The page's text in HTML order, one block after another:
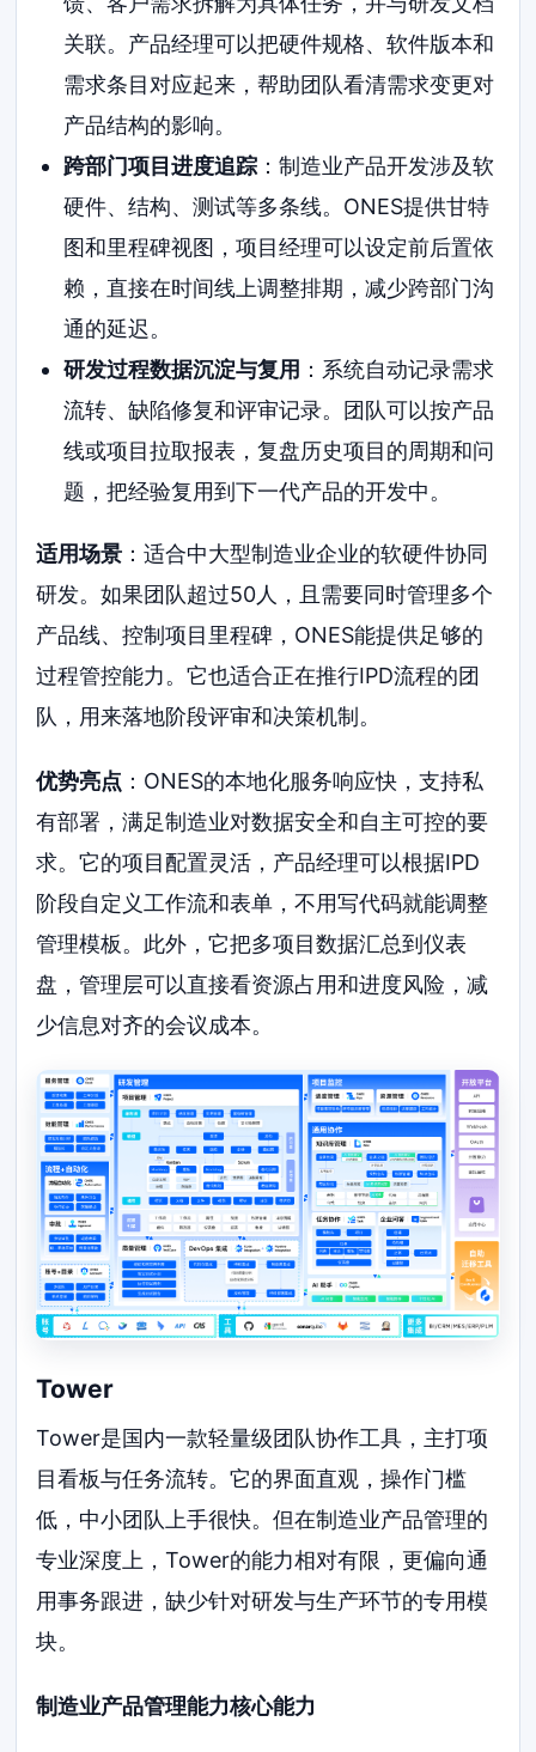
关联。产品经理可以把硬件规格、软件版本和
需求条目对应起来，帮助团队看清需求变更对
产品结构的影响。
跨部门项目进度追踪：制造业产品开发涉及软
硬件、结构、测试等多条线。ONES提供甘特
图和里程碑视图，项目经理可以设定前后置依
赖，直接在时间线上调整排期，减少跨部门沟
通的延迟。
研发过程数据沉淀与复用 ：系统自动记录需求
流转、缺陷修复和评审记录。团队可以按产品
线或项目拉取报表，复盘历史项目的周期和问
题，把经验复用到下一代产品的开发中。
适用场景 ：适合中大型制造业企业的软硬件协同
研发。如果团队超过50人，且需要同时管理多个
产品线、控制项目里程碑，ONES能提供足够的
过程管控能力。它也适合正在推行IPD流程的团
队，用来落地阶段评审和决策机制。
优势亮点 ：ONES的本地化服务响应快，支持私
有部署，满足制造业对数据安全和自主可控的要
求。它的项目配置灵活，产品经理可以根据IPD
阶段自定义工作流和表单，不用写代码就能调整
管理模板。此外，它把多项目数据汇总到仪表
盘，管理层可以直接看资源占用和进度风险，减
少信息对齐的会议成本。
Tower
Tower是国内一款轻量级团队协作工具，主打项
目看板与任务流转。它的界面直观，操作门槛
低，中小团队上手很快。但在制造业产品管理的
专业深度上，Tower的能力相对有限，更偏向通
用事务跟进，缺少针对研发与生产环节的专用模
块。
制造业产品管理能力核心能力